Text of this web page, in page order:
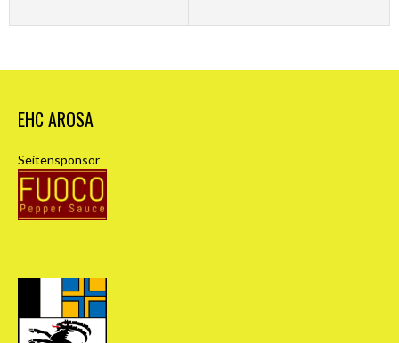
EHC AROSA
Seitensponsor